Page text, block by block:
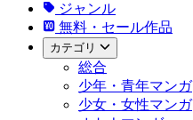
ジャンル
無料・セール作品
カテゴリ
総合
少年・青年マンガ
少女・女性マンガ